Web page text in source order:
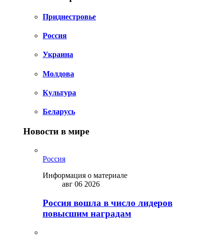
Приднестровье
Россия
Украина
Молдова
Культура
Беларусь
Новости в мире
Россия
Информация о материале
авг 06 2026
Россия вошла в число лидеров
повысшим наградам